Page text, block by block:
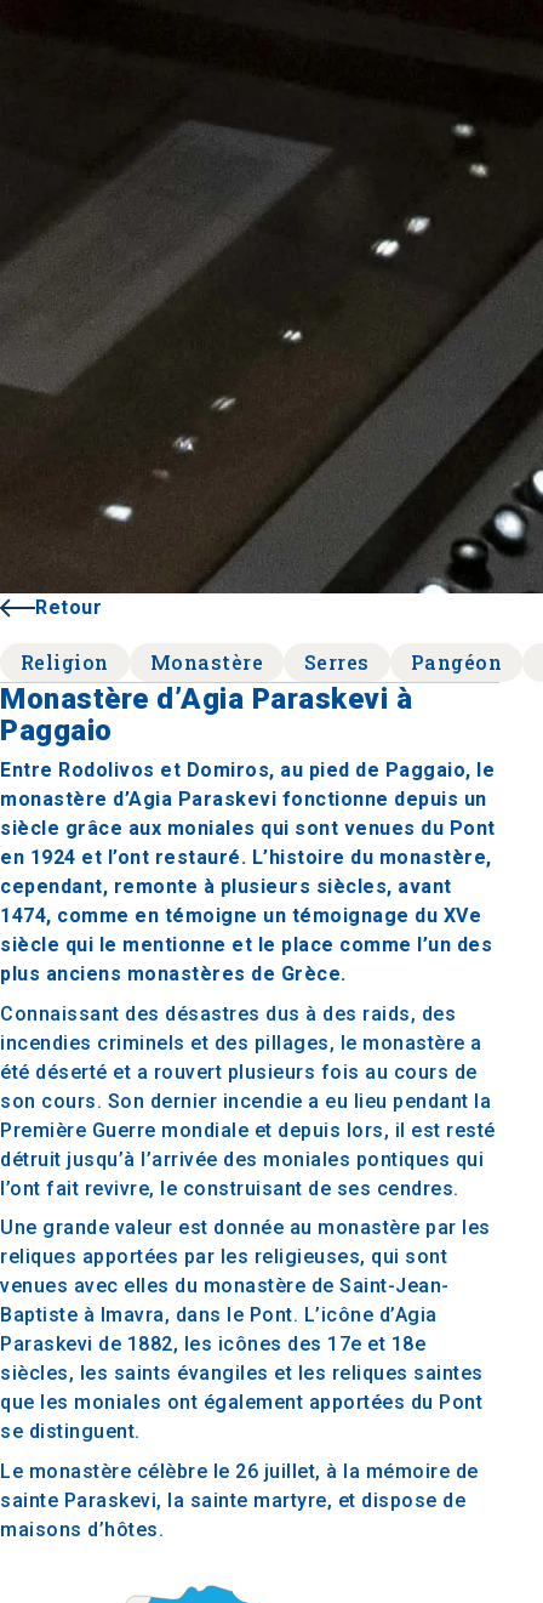
Retour
Religion Monastère Serres Pangéon
Monastère d’Agia Paraskevi à
Paggaio
Entre Rodolivos et Domiros, au pied de Paggaio, le
monastère d’Agia Paraskevi fonctionne depuis un
siècle grâce aux moniales qui sont venues du Pont
en 1924 et l’ont restauré. L’histoire du monastère,
cependant, remonte à plusieurs siècles, avant
1474, comme en témoigne un témoignage du XVe
siècle qui le mentionne et le place comme l’un des
plus anciens monastères de Grèce.
Connaissant des désastres dus à des raids, des
incendies criminels et des pillages, le monastère a
été déserté et a rouvert plusieurs fois au cours de
son cours. Son dernier incendie a eu lieu pendant la
Première Guerre mondiale et depuis lors, il est resté
détruit jusqu’à l’arrivée des moniales pontiques qui
l’ont fait revivre, le construisant de ses cendres.
Une grande valeur est donnée au monastère par les
reliques apportées par les religieuses, qui sont
venues avec elles du monastère de Saint-Jean-
Baptiste à Imavra, dans le Pont. L’icône d’Agia
Paraskevi de 1882, les icônes des 17e et 18e
siècles, les saints évangiles et les reliques saintes
que les moniales ont également apportées du Pont
se distinguent.
Le monastère célèbre le 26 juillet, à la mémoire de
sainte Paraskevi, la sainte martyre, et dispose de
maisons d’hôtes.